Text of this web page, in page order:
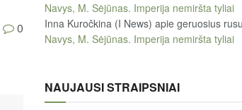
0
Navys, M. Sėjūnas. Imperija nemiršta tyliai
Inna Kuročkina (I News) apie geruosius
Navys, M. Sėjūnas. Imperija nemiršta tyliai
NAUJAUSI STRAIPSNIAI